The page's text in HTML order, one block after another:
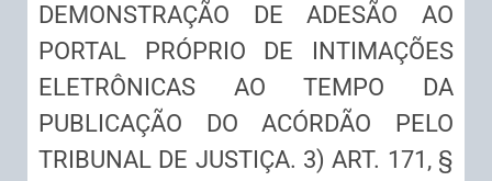
DEMONSTRAÇÃO DE ADESÃO AO
PORTAL PRÓPRIO DE INTIMAÇÕES
ELETRÔNICAS AO TEMPO DA
PUBLICAÇÃO DO ACÓRDÃO PELO
TRIBUNAL DE JUSTIÇA. 3) ART. 171, §